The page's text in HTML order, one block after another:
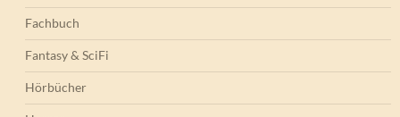
Fachbuch
Fantasy & SciFi
Hörbücher